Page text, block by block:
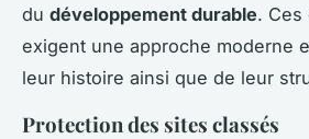
du développement durable. Ces
exigent une approche moderne
leur histoire ainsi que de leur
Protection des sites classés